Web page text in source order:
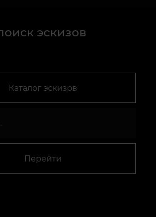
эскизов
Каталог эскизов
Перейти